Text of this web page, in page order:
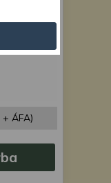
ÁFA)
és
mi és a
helyre
mi